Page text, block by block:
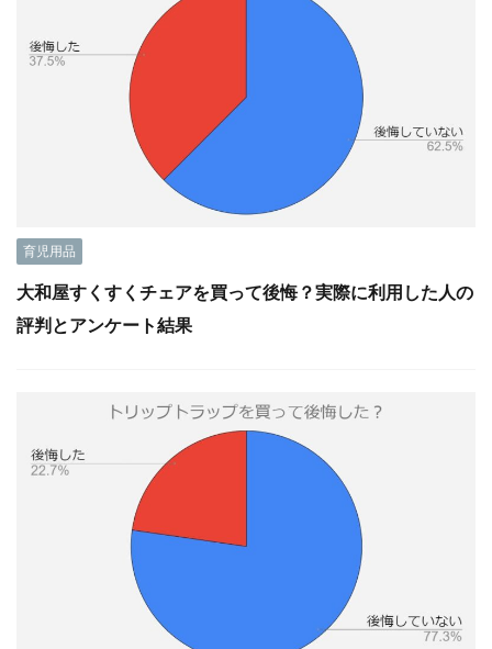
育児用品
大和屋すくすくチェアを買って後悔？実際に利用した人の
評判とアンケート結果